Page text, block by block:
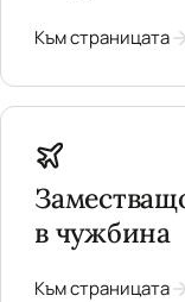
Към страницата
в чужбина
Към страницата